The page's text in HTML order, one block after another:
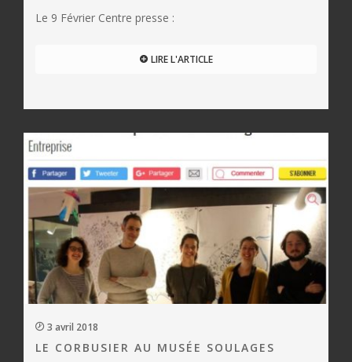
Le 9 Février Centre presse :
LIRE L'ARTICLE
3 avril 2018
LE CORBUSIER AU MUSÉE SOULAGES